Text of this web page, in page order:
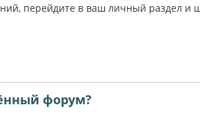
перейдите в ваш личный раздел и
форум?